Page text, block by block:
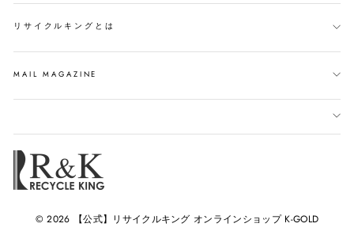
リサイクルキングとは
MAIL MAGAZINE
© 2026 【公式】リサイクルキング オンラインショップ K-GOLD